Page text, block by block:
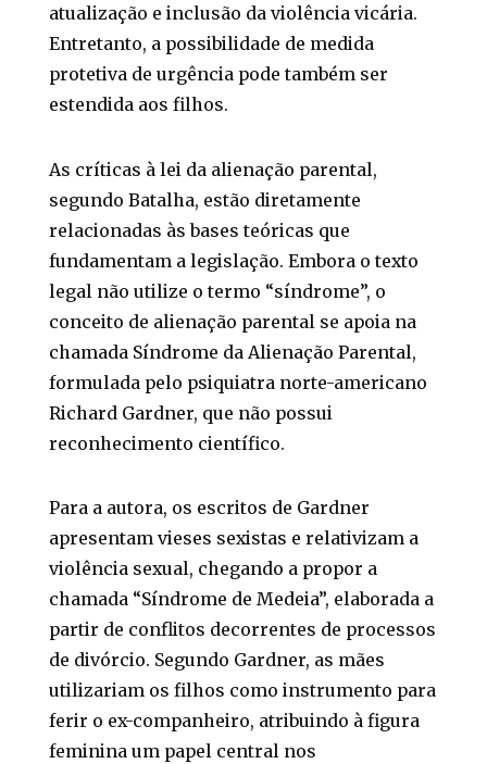
atualização e inclusão da violência vicária.
Entretanto, a possibilidade de medida
protetiva de urgência pode também ser
estendida aos filhos.
As críticas à lei da alienação parental,
segundo Batalha, estão diretamente
relacionadas às bases teóricas que
fundamentam a legislação. Embora o texto
legal não utilize o termo “síndrome”, o
conceito de alienação parental se apoia na
chamada Síndrome da Alienação Parental,
formulada pelo psiquiatra norte-americano
Richard Gardner, que não possui
reconhecimento científico.
Para a autora, os escritos de Gardner
apresentam vieses sexistas e relativizam a
violência sexual, chegando a propor a
chamada “Síndrome de Medeia”, elaborada a
partir de conflitos decorrentes de processos
de divórcio. Segundo Gardner, as mães
utilizariam os filhos como instrumento para
ferir o ex-companheiro, atribuindo à figura
feminina um papel central nos